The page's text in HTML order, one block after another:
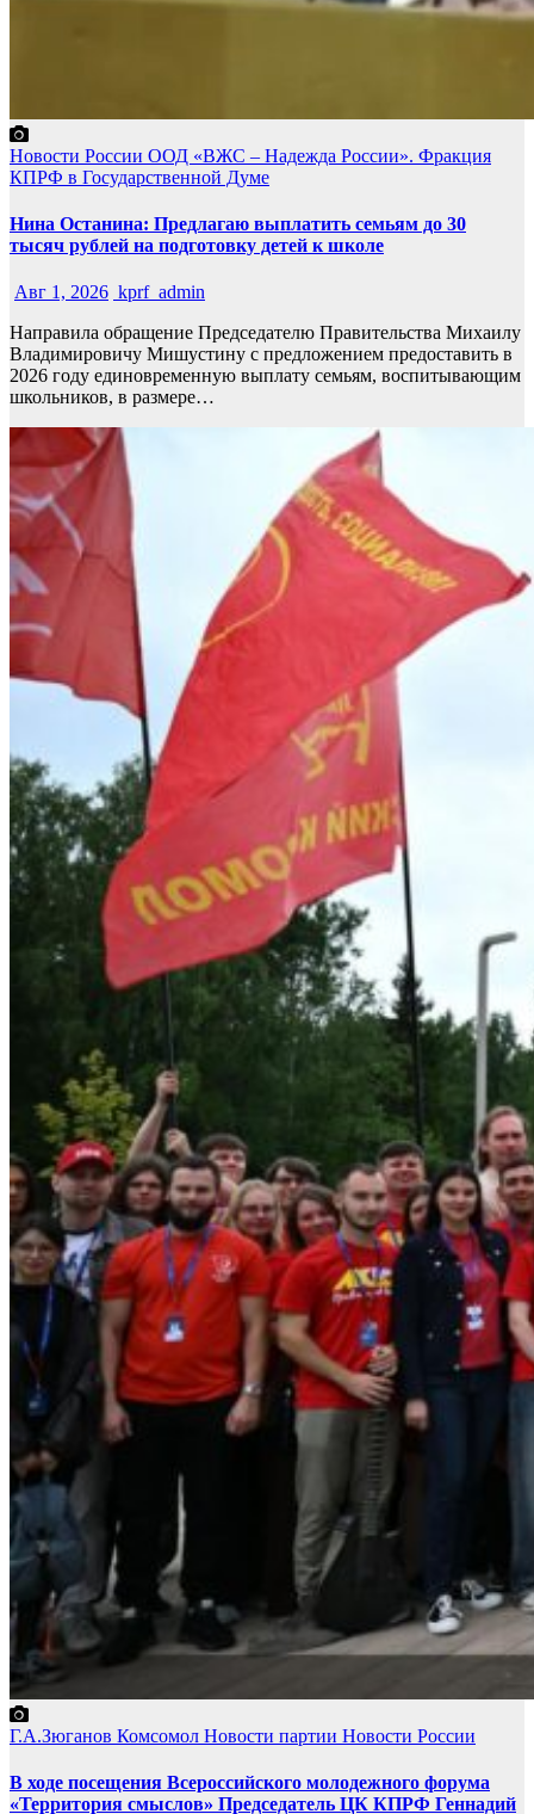
Новости России ООД «ВЖС – Надежда России». Фракция
КПРФ в Государственной Думе
️Нина Останина: Предлагаю выплатить семьям до 30
тысяч рублей на подготовку детей к школе
Авг 1, 2026 kprf_admin
Направила обращение Председателю Правительства Михаилу
Владимировичу Мишустину с предложением предоставить в
2026 году единовременную выплату семьям, воспитывающим
школьников, в размере…
Г.А.Зюганов Комсомол Новости партии Новости России
В ходе посещения Всероссийского молодежного форума
«Территория смыслов» Председатель ЦК КПРФ Геннадий